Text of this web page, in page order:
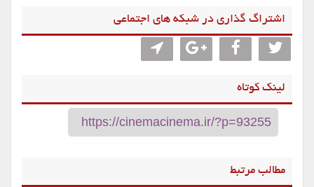
اشتراگ گذاری در شبکه های اجتماعی
لینک کوتاه
مطالب مرتبط